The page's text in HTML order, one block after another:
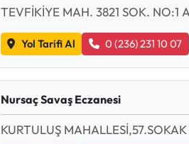
TEVFİKİYE MAH. 3821 SOK. NO:1
Yol Tarifi Al 0 (236) 231 10 07
Nursaç Savaş Eczanesi
KURTULUŞ